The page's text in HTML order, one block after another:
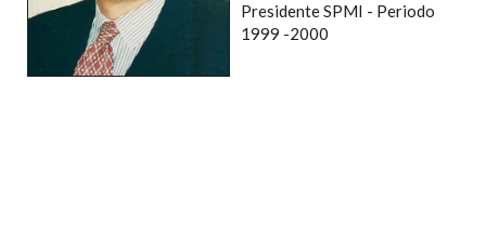
Presidente SPMI - Periodo
1999 -2000